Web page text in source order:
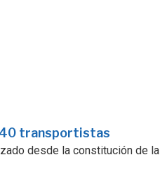
transportistas
desde la constitución de